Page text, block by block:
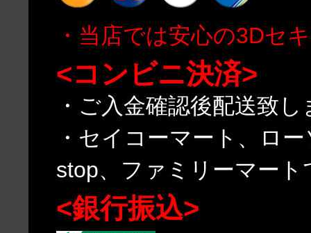
・当店では安心の3Dセ
<コンビニ決済>
・ご入金確認後配送致し
・セイコーマート、ロ
stop、ファミリーマー
<銀行振込>